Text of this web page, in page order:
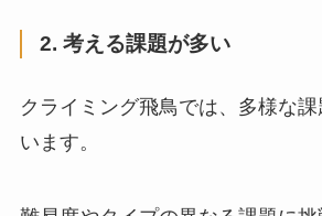
2. 考える課題が多い
クライミング飛鳥では、多様な
います。